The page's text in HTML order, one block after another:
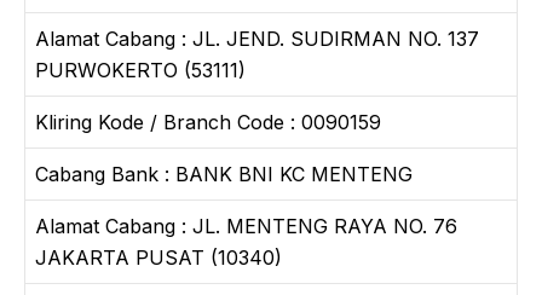
Alamat Cabang : JL. JEND. SUDIRMAN NO. 137
PURWOKERTO (53111)
Kliring Kode / Branch Code : 0090159
Cabang Bank : BANK BNI KC MENTENG
Alamat Cabang : JL. MENTENG RAYA NO. 76
JAKARTA PUSAT (10340)